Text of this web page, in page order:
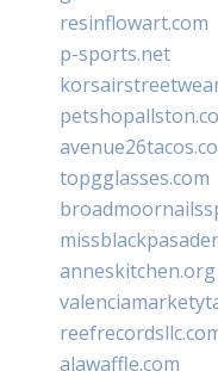
resinflowart.com
p-sports.net
topgglasses.com
anneskitchen.org
alawaffle.com